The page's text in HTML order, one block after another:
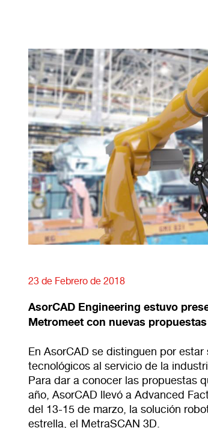
23 de Febrero de 2018
AsorCAD Engineering estuvo
Metromeet con nuevas
EnAsorCAD se distinguen por estar
tecnológicos al servicio de la
Para dar a conocer las propuestas
año, AsorCAD llevó a Advanced
del 13-15 de marzo, la solución
estrella, el MetraSCAN 3D.